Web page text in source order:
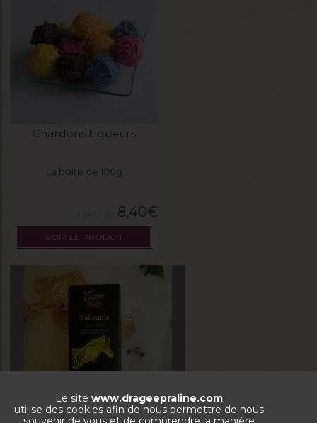
Chardons Liqueurs
La boite de 100g
8,40€
VOIR LE PRODUIT
Le site www.drageepraline.com
utilise des cookies afin de nous permettre de nous